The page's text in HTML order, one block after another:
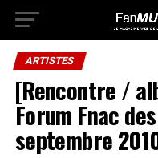
ARTISTES
[Rencontre /
Forum Fnac
septembre